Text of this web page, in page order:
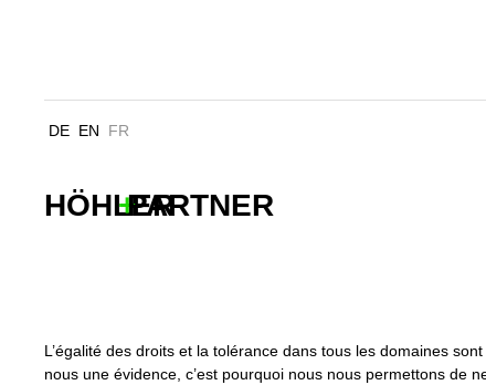
DE EN FR
HÖHLER
+PARTNER
L’égalité des droits et la tolérance dans tous les domaines
nous une évidence, c’est pourquoi nous nous permettons de